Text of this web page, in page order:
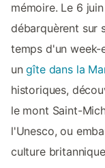
mémoire. Le 6
débarquèrent sur
temps d'un week-
ungîte dans la
historiques,
le mont Saint-
l'Unesco, ou
culture